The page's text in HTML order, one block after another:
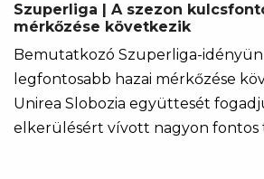
Szuperliga | A szezon
mérkőzése következik
Bemutatkozó Szuperliga-
legfontosabb hazai mérkőzése
Unirea Slobozia együttesét
elkerülésért vívott nagyon fontos